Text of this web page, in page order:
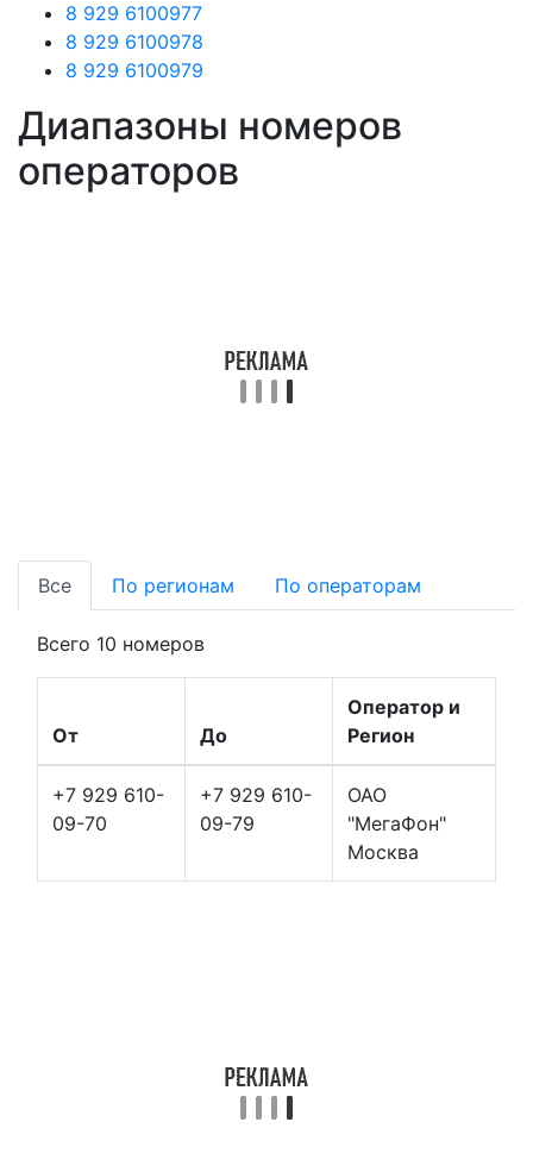
8 929 6100977
8 929 6100978
8 929 6100979
Диапазоны номеров
операторов
Все По регионам По операторам
Всего 10 номеров
От До
Оператор и
Регион
+7 929 610-
09-70
+7 929 610-
09-79
ОАО
"МегаФон"
Москва